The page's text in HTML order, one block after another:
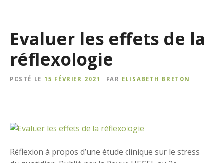
Evaluer les effets de la
réflexologie
POSTÉ LE 15 FÉVRIER 2021 PAR ELISABETH BRETON
Réflexion à propos d’une étude clinique sur le stress